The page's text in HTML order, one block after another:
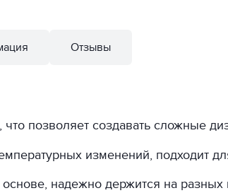
Отзывы
позволяет создавать сложные
изменений, подходит
надежно держится на разных